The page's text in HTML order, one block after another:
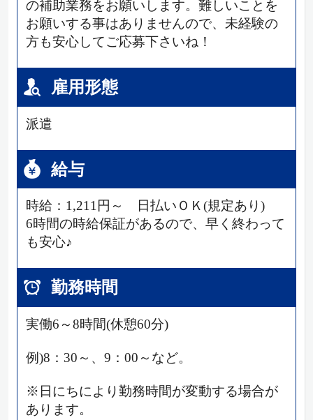
の補助業務をお願いします。難しいことを
お願いする事はありませんので、未経験の
方も安心してご応募下さいね！
雇用形態
派遣
給与
時給：1,211円～ 日払いＯＫ(規定あり)
6時間の時給保証があるので、早く終わって
も安心♪
勤務時間
実働6～8時間(休憩60分)
例)8：30～、9：00～など。
※日にちにより勤務時間が変動する場合が
あります。